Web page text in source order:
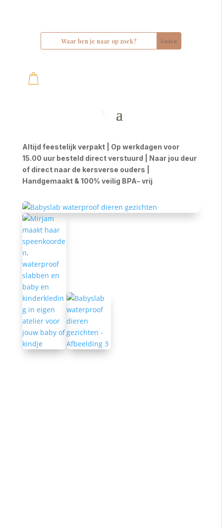
Altijd feestelijk verpakt | Op werkdagen voor
15.00 uur besteld direct verstuurd | Naar jou deur
of direct naar de kersverse ouders |
Handgemaakt & 100% veilig BPA- vrij